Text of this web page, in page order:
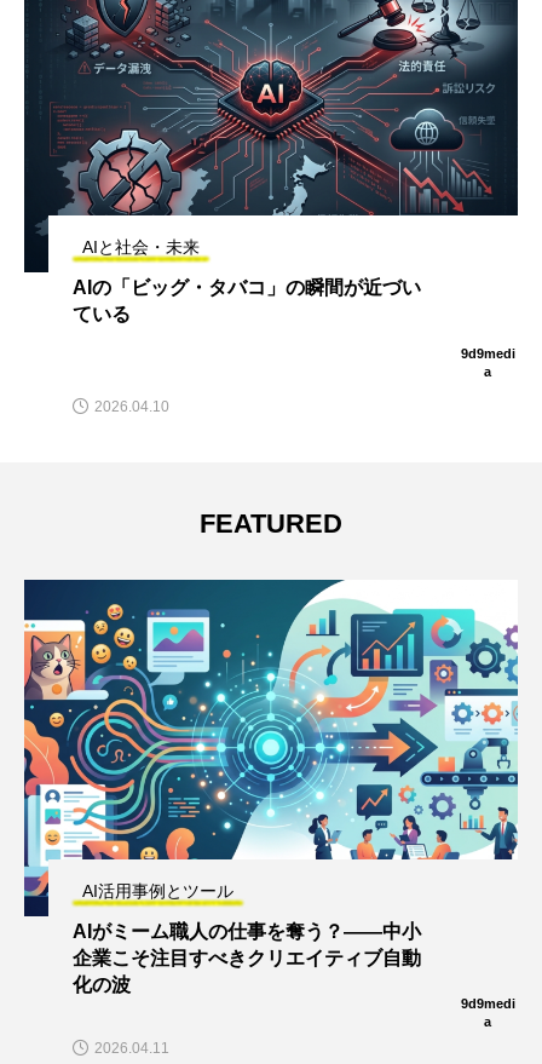
AIと社会・未来
失業者への速報！：AIに仕事を奪われる
ことに不満を持つ人々に対し、AI推進派
9d9medi
a
2026.03.22
FEATURED
AI活用事例とツール
AIがミーム職人の仕事を奪う？——中小
企業こそ注目すべきクリエイティブ自動
化の波
9d9medi
a
2026.04.11